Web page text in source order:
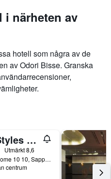
i närheten av
hotell som några av de
av Odori Bisse. Granska
ibis Styles Sapporo
Utmärkt 8,6
Nishi 3chome 10 10, Sapporo, Japan
centrum